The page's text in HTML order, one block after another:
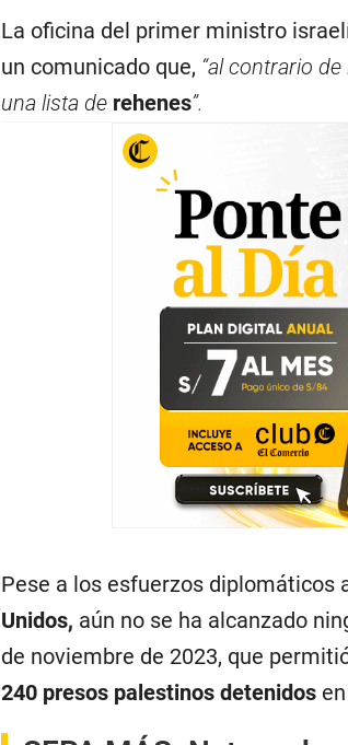
La oficina del primer ministro
un comunicado que, “al contrario
una lista de rehenes”.
Pese a los esfuerzos diplomáticos
Unidos, aún no se ha alcanzado
de noviembre de 2023, que
240 presos palestinos detenidos